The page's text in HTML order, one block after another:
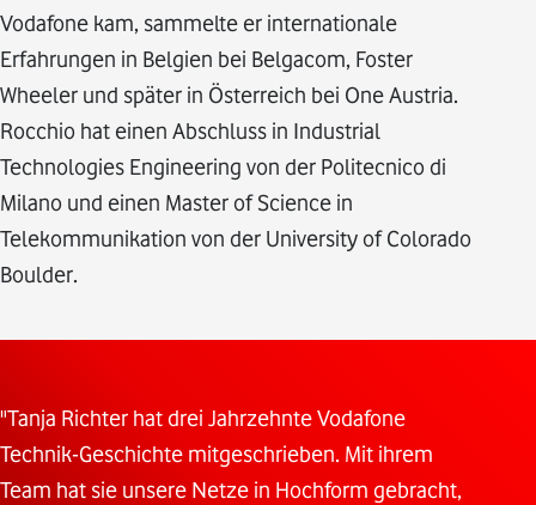
Vodafone kam, sammelte er internationale
Erfahrungen in Belgien bei Belgacom, Foster
Wheeler und später in Österreich bei One Austria.
Rocchio hat einen Abschluss in Industrial
Technologies Engineering von der Politecnico di
Milano und einen Master of Science in
Telekommunikation von der University of Colorado
Boulder.
"Tanja Richter hat drei Jahrzehnte Vodafone
Technik-Geschichte mitgeschrieben. Mit ihrem
Team hat sie unsere Netze in Hochform gebracht,